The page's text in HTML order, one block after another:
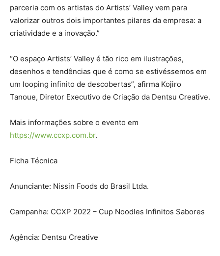
parceria com os artistas do Artists’ Valley vem para
valorizar outros dois importantes pilares da empresa: a
criatividade e a inovação.”
“O espaço Artists’ Valley é tão rico em ilustrações,
desenhos e tendências que é como se estivéssemos em
um looping infinito de descobertas”, afirma Kojiro
Tanoue, Diretor Executivo de Criação da Dentsu Creative.
Mais informações sobre o evento em
https://www.ccxp.com.br.
Ficha Técnica
Anunciante: Nissin Foods do Brasil Ltda.
Campanha: CCXP 2022 – Cup Noodles Infinitos Sabores
Agência: Dentsu Creative